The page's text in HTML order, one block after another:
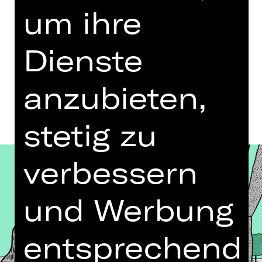
Termine in aktueller Spielzeit
Termine und Besetzung
um ihre
Dienste
anzubieten,
stetig zu
verbessern
und Werbung
entsprechend